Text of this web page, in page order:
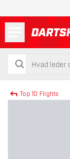
søg
søg
Top 10 Flights